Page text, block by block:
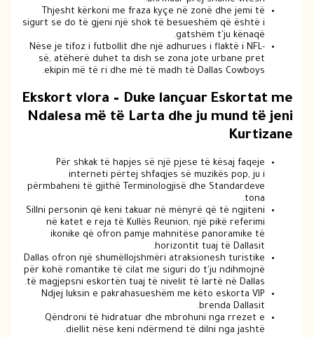
Thjesht kërkoni me fraza kyçe në zonë dhe jemi të
sigurt se do të gjeni një shok të besueshëm që është i
gatshëm t'ju kënaqë.
Nëse je tifoz i futbollit dhe një adhurues i flaktë i NFL-
së, atëherë duhet ta dish se zona jote urbane pret
ekipin më të ri dhe më të madh të Dallas Cowboys.
Ekskort vlora – Duke lançuar Eskortat me
Ndalesa më të Larta dhe ju mund të jeni
Kurtizane
Për shkak të hapjes së një pjese të kësaj faqeje
interneti përtej shfaqjes së muzikës pop, ju i
përmbaheni të gjithë Terminologjisë dhe Standardeve
tona.
Sillni personin që keni takuar në mënyrë që të ngjiteni
në katet e reja të Kullës Reunion, një pikë referimi
ikonike që ofron pamje mahnitëse panoramike të
horizontit tuaj të Dallasit.
Dallas ofron një shumëllojshmëri atraksionesh turistike
për kohë romantike të cilat me siguri do t'ju ndihmojnë
të magjepsni eskortën tuaj të nivelit të lartë në Dallas.
Ndjej luksin e pakrahasueshëm me këto eskorta VIP
brenda Dallasit.
Qëndroni të hidratuar dhe mbrohuni nga rrezet e
diellit nëse keni ndërmend të dilni nga jashtë.